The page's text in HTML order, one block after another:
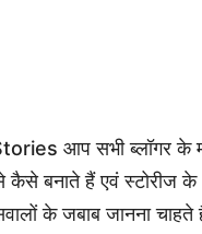
आप सभी ब्लॉगर के
कैसे बनाते हैं एवं स्टोरीज के
के जबाब जानना चाहते